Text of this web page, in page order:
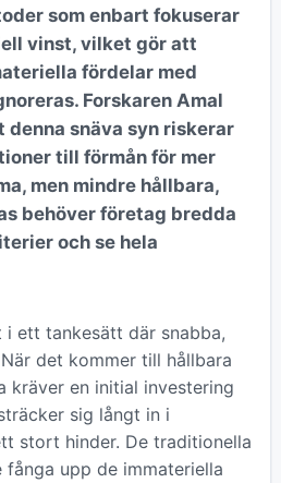
som enbart fokuserar
vinst, vilket gör att
fördelar med
Forskaren Amal
denna snäva syn riskerar
till förmån för mer
men mindre hållbara,
behöver företag bredda
och se hela
ett tankesätt där snabba,
det kommer till hållbara
kräver en initial investering
sig långt in i
stort hinder. De traditionella
upp de immateriella